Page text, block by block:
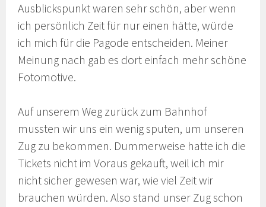
Ausblickspunkt waren sehr schön, aber wenn
ich persönlich Zeit für nur einen hätte, würde
ich mich für die Pagode entscheiden. Meiner
Meinung nach gab es dort einfach mehr schöne
Fotomotive.
Auf unserem Weg zurück zum Bahnhof
mussten wir uns ein wenig sputen, um unseren
Zug zu bekommen. Dummerweise hatte ich die
Tickets nicht im Voraus gekauft, weil ich mir
nicht sicher gewesen war, wie viel Zeit wir
brauchen würden. Also stand unser Zug schon